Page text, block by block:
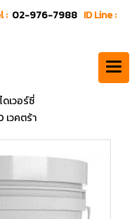
: 02-976-7988 ID Line :
เวอร์ซี่
เวคตร้า